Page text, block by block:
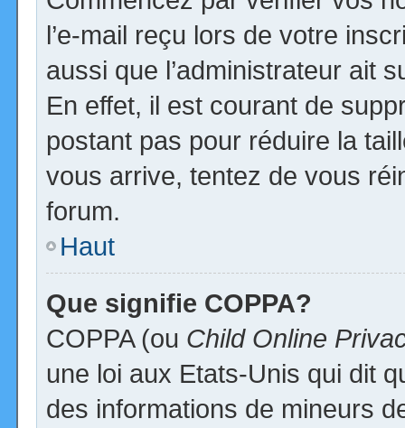
l’e-mail reçu lors de votre
aussi que l’administrateur ait
En effet, il est courant de
postant pas pour réduire la
vous arrive, tentez de vous
forum.
Haut
Que signifie COPPA?
COPPA (ou Child Online
une loi aux Etats-Unis qui dit
des informations de mineurs